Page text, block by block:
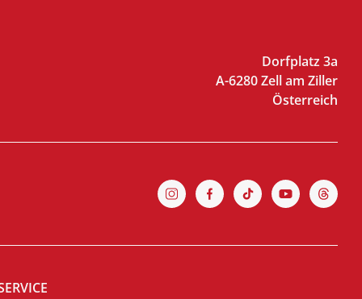
Dorfplatz 3a
A-6280 Zell am Ziller
Österreich